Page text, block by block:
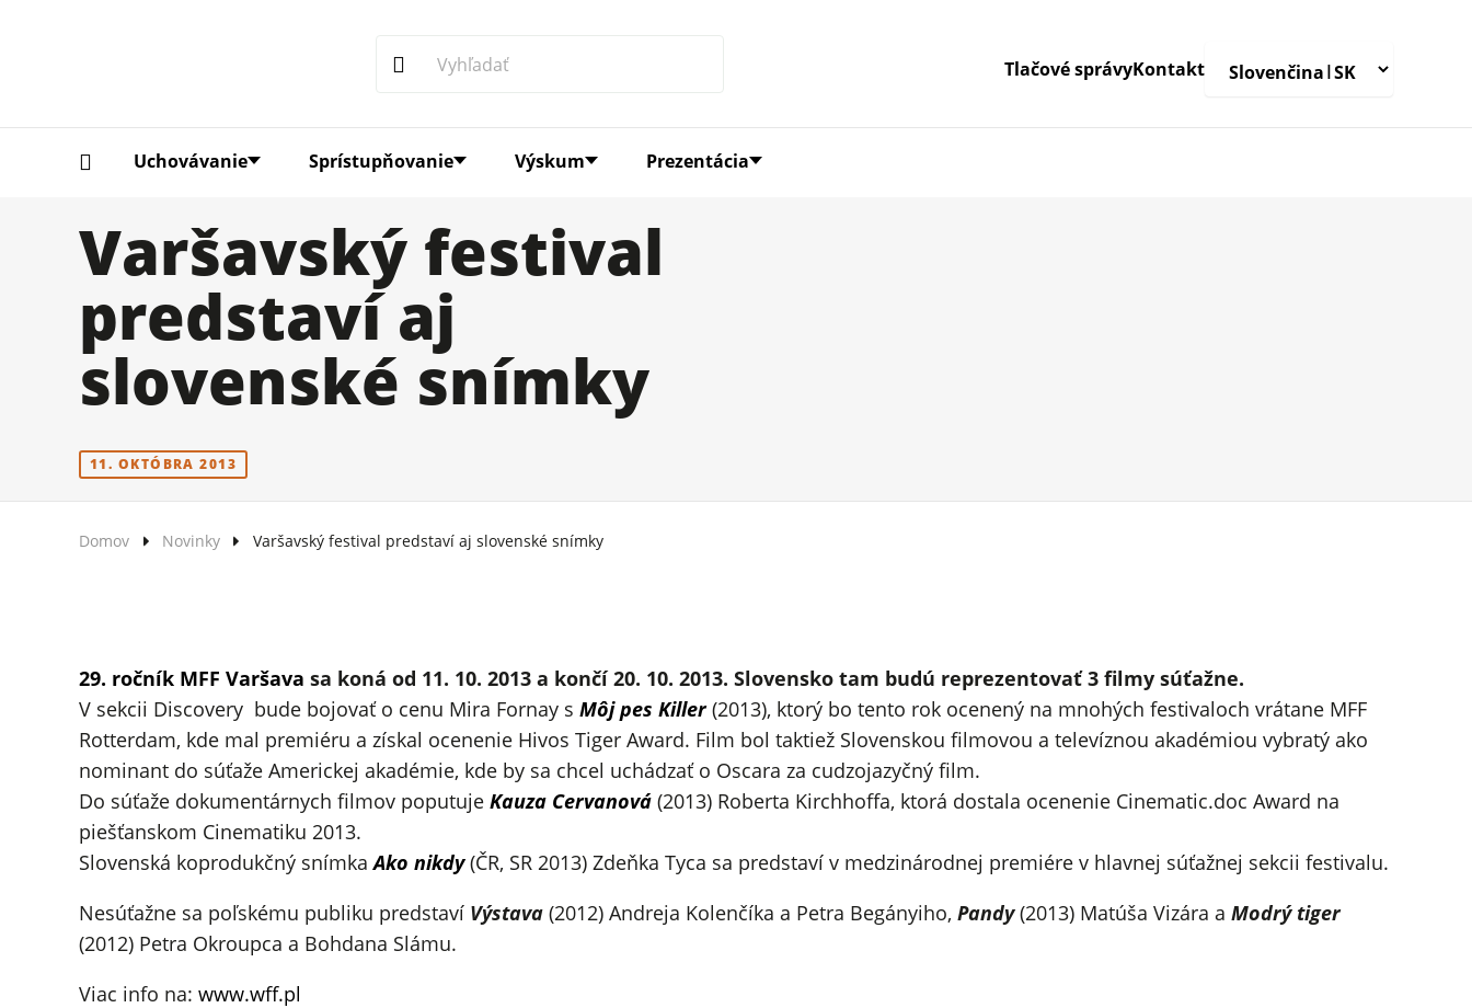
Uchovávanie Sprístupňovanie Výskum Prezentácia
Tlačové správyKontakt
Varšavský festival
predstaví aj
slovenské snímky
11. OKTÓBRA 2013
Domov Novinky Varšavský festival predstaví aj slovenské snímky
29. ročník MFF Varšava sa koná od 11. 10. 2013 a končí 20. 10. 2013. Slovensko tam budú reprezentovať 3 filmy súťažne.
V sekcii Discovery bude bojovať o cenu Mira Fornay s Môj pes Killer(2013), ktorý bo tento rok ocenený na mnohých festivaloch vrátane MFF
Rotterdam, kde mal premiéru a získal ocenenie Hivos Tiger Award. Film bol taktiež Slovenskou filmovou a televíznou akadémiou vybratý ako
nominant do súťaže Americkej akadémie, kde by sa chcel uchádzať o Oscara za cudzojazyčný film.
Do súťaže dokumentárnych filmov poputuje Kauza Cervanová (2013) Roberta Kirchhoffa, ktorá dostala ocenenie Cinematic.doc Award na
piešťanskom Cinematiku 2013.
Slovenská koprodukčný snímkaAko nikdy(ČR, SR 2013) Zdeňka Tyca sa predstaví v medzinárodnej premiére v hlavnej súťažnej sekcii festivalu.
Nesúťažne sa poľskému publiku predstaví Výstava (2012) Andreja Kolenčíka a Petra Begányiho, Pandy(2013) Matúša Vizára a Modrý tiger
(2012) Petra Okroupca a Bohdana Slámu.
Viac info na: www.wff.pl